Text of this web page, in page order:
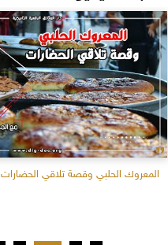
المعروك الحلبي وقصة تلاقي الحضارات